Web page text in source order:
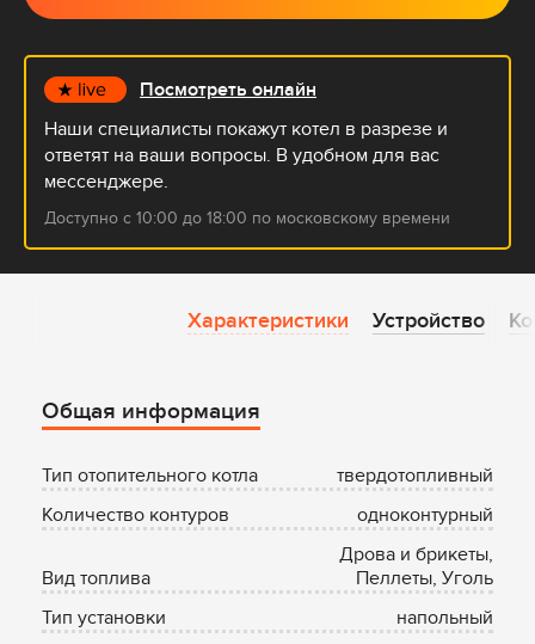
Посмотреть онлайн
Наши специалисты покажут котел в разрезе и
ответят на ваши вопросы. В удобном для вас
мессенджере.
Доступно с 10:00 до 18:00 по московскому времени
Характеристики
котла
Характеристики Устройство
Общая информация
Тип отопительного котла
твердотопливный
Количество контуров
одноконтурный
Вид топлива
Дрова и брикеты,
Пеллеты, Уголь
Тип установки
напольный